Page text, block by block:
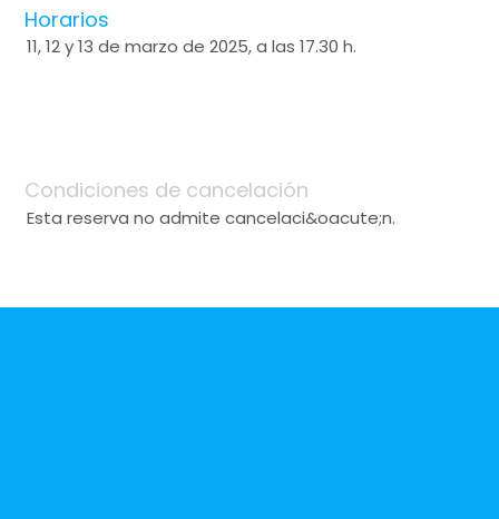
Horarios
11, 12 y 13 de marzo de 2025, a las 17.30 h.
Condiciones de cancelación
Esta reserva no admite cancelaci&oacute;n.